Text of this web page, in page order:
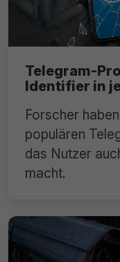
Telegram-
Identifier in
Forscher
populären
das Nutzer
macht.